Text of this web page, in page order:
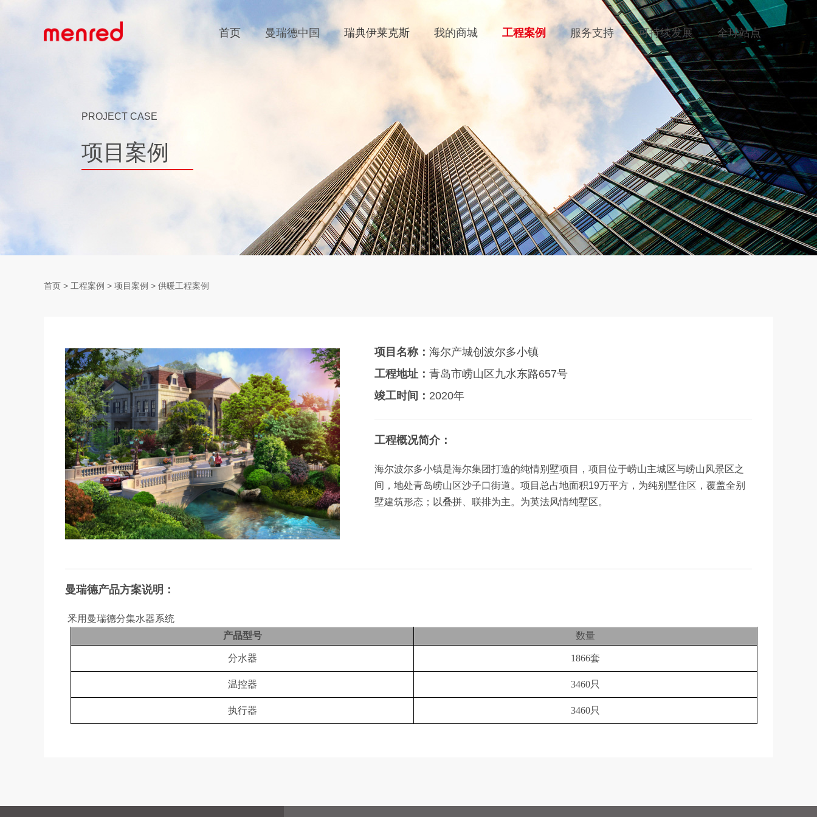
首页 曼瑞德中国 瑞典伊莱克斯 我的商城 工程案例 服务支持 可持续发展 全球站点
PROJECT CASE
项目案例
首页 > 工程案例 > 项目案例 > 供暖工程案例
项目名称： 海尔产城创波尔多小镇
工程地址： 青岛市崂山区九水东路657号
竣工时间： 2020年
工程概况简介：
海尔波尔多小镇是海尔集团打造的纯情别墅项目，项目位于崂山主城区与崂山风景区之
间，地处青岛崂山区沙子口街道。项目总占地面积19万平方，为纯别墅住区，覆盖全别
墅建筑形态；以叠拼、联排为主。为英法风情纯墅区。
曼瑞德产品方案说明：
釆用曼瑞德分集水器系统
产品型号
数量
分水器 1866套
温控器 3460只
执行器 3460只